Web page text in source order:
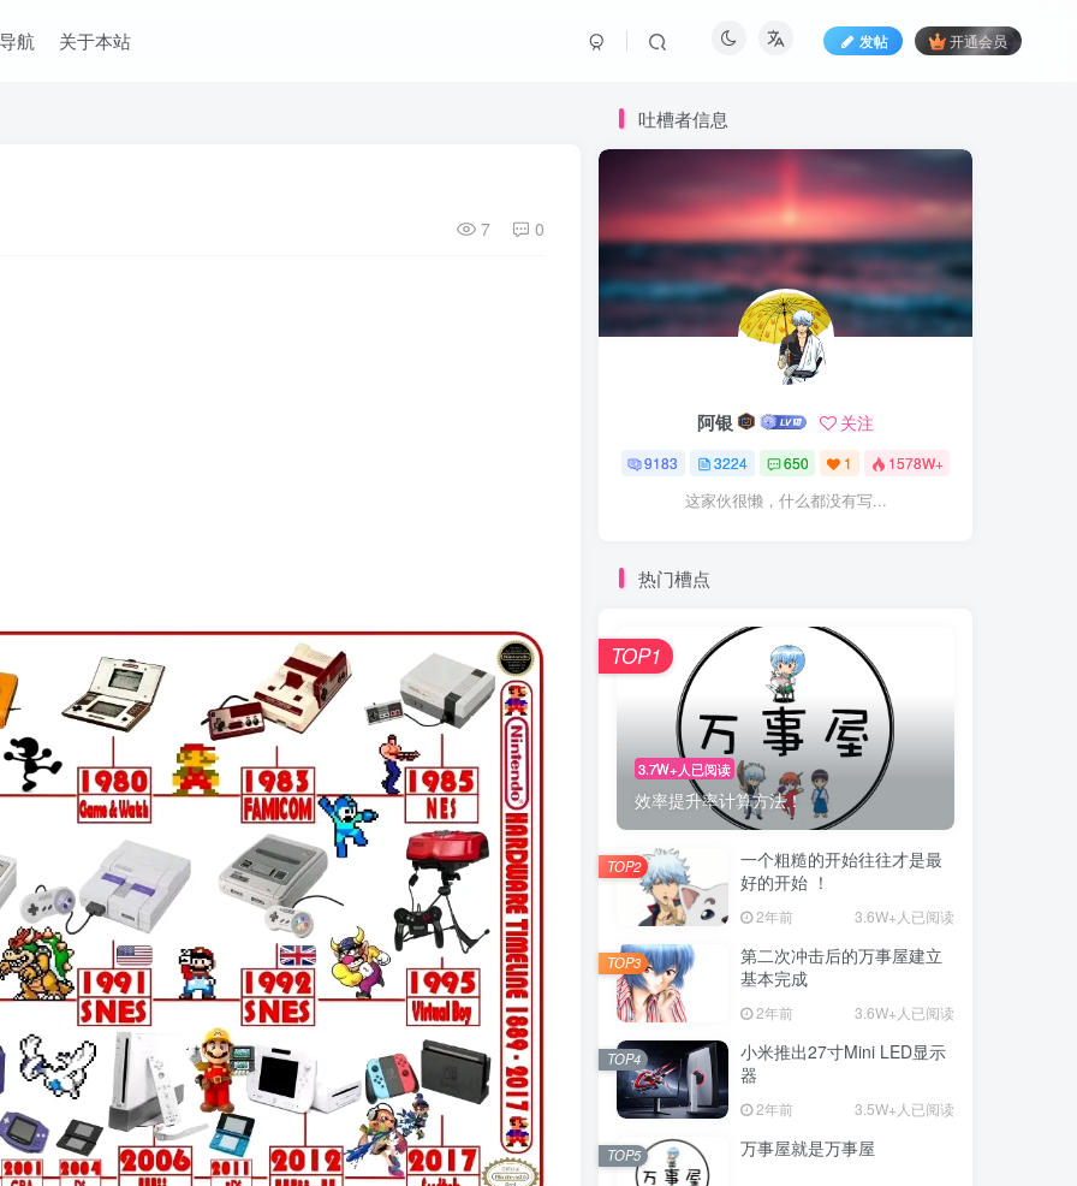
航 关于本站 发帖 开通会员
7 0
吐槽者信息
阿银 关注
9183 3224 650 1 1578W+
这家伙很懒，什么都没有写...
热门槽点
3.7W+人已阅读
效率提升率计算方法！
TOP1
一个粗糙的开始往往才是最
好的开始 ！
2年前 3.6W+人已阅读
TOP2
第二次冲击后的万事屋建立
基本完成
2年前 3.6W+人已阅读
TOP3
小米推出27寸Mini LED显示
器
2年前 3.5W+人已阅读
TOP4
万事屋就是万事屋
TOP5